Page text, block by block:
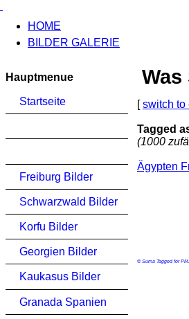
HOME
BILDER GALERIE
Hauptmenue
Startseite
Freiburg Bilder
Schwarzwald Bilder
Korfu Bilder
Georgien Bilder
Kaukasus Bilder
Granada Spanien
[switch to
Tagged
(1000
Ägypten
© Suma Tagged for